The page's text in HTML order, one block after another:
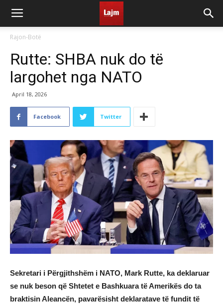
Rajon-Botë
Rutte: SHBA nuk do të
largohet nga NATO
April 18, 2026
Facebook Twitter
Sekretari i Përgjithshëm i NATO, Mark Rutte, ka deklaruar
se nuk beson që Shtetet e Bashkuara të Amerikës do ta
braktisin Aleancën, pavarësisht deklaratave të fundit të